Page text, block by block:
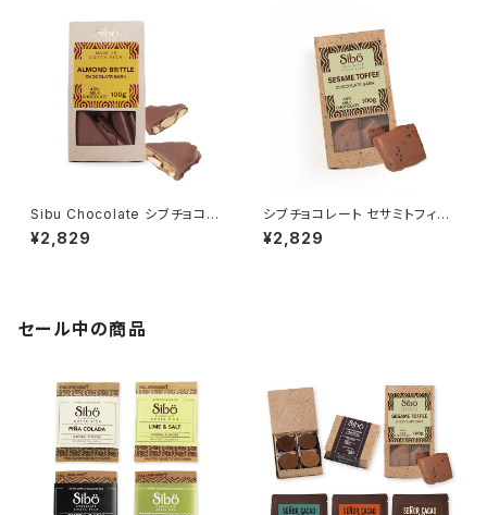
Sibu Chocolate シブチョコレ
ート アーモンド＆シナモン ミル
クチョコレートカバー カカオ4
¥2,829
シブチョコレート セサミトフィー
バークチョコレート Sibu Choc
olate
¥2,829
セール中の商品